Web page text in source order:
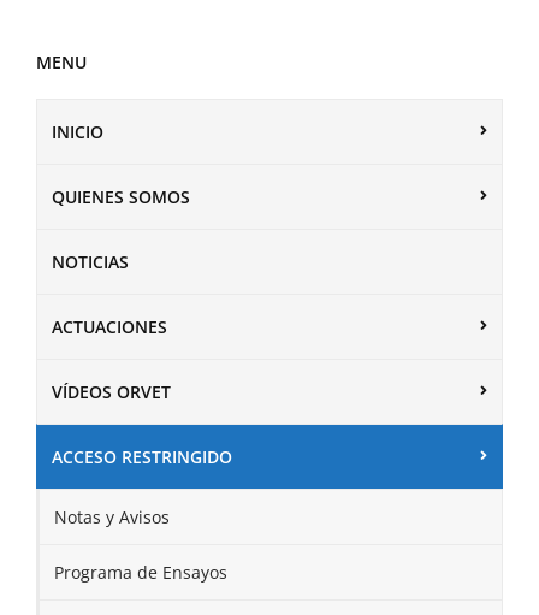
MENU
INICIO
QUIENES SOMOS
NOTICIAS
ACTUACIONES
VÍDEOS ORVET
ACCESO RESTRINGIDO
Notas y Avisos
Programa de Ensayos